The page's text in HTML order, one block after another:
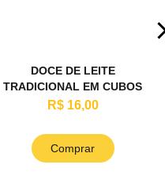
DOCE DE LEITE
TRADICIONAL EM CUBOS
200G
R$ 16,00
Comprar